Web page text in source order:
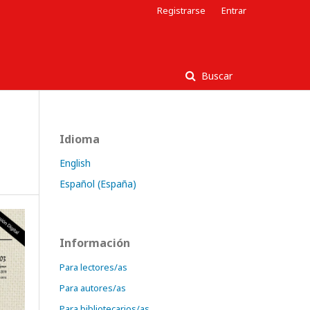
Buscar
Registrarse Entrar
Idioma
English
Español (España)
Información
Para lectores/as
Para autores/as